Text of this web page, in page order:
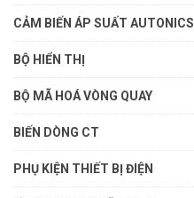
CẢM BIẾN ÁP SUẤT AUTONICS
BỘ HIỂN THỊ
BỘ MÃ HOÁ VÒNG QUAY
BIẾN DÒNG CT
PHỤ KIỆN THIẾT BỊ ĐIỆN